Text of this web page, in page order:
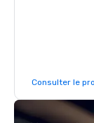
catering
Consulter le